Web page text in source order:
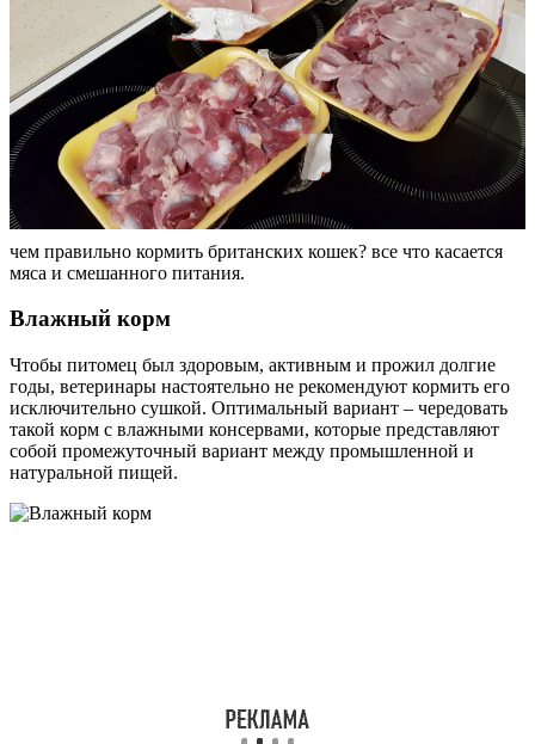
чем правильно кормить британских кошек? все что касается
мяса и смешанного питания.
Влажный корм
Чтобы питомец был здоровым, активным и прожил долгие
годы, ветеринары настоятельно не рекомендуют кормить его
исключительно сушкой. Оптимальный вариант – чередовать
такой корм с влажными консервами, которые представляют
собой промежуточный вариант между промышленной и
натуральной пищей.